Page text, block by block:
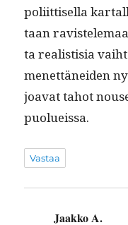
poli­it­tisel­la
taan
ta real­is­tisia
menet­tänei­den
joa­vat tahot
puolueissa.
Vastaa
Jaakko A.